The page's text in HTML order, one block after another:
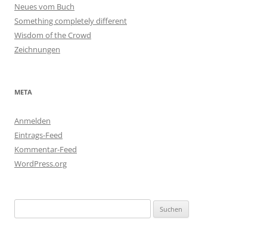
Neues vom Buch
Something completely different
Wisdom of the Crowd
Zeichnungen
META
Anmelden
Eintrags-Feed
Kommentar-Feed
WordPress.org
nach: